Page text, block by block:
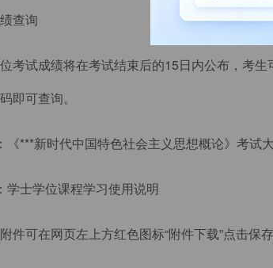
查询
考试成绩将在考试结束后的15日内公布，考
即可查询。
《***新时代中国特色社会主义思想概论》考试
学士学位课程学习使用说明
件可在网页左上方红色图标“附件下载”点击保存